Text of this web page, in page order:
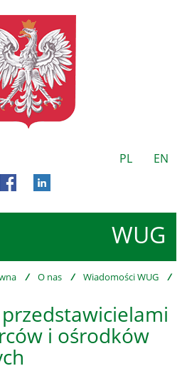
PL EN
WUG
/ O nas / Wiadomości WUG /
i ośrodków